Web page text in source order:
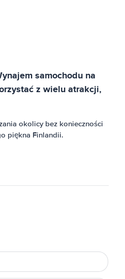
samochodu na
z wielu atrakcji,
okolicy bez konieczności
piękna Finlandii.